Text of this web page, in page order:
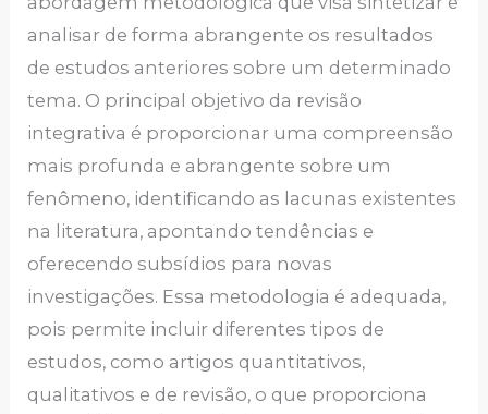
analisar de forma abrangente os resultados
de estudos anteriores sobre um determinado
tema. O principal objetivo da revisão
integrativa é proporcionar uma compreensão
mais profunda e abrangente sobre um
fenômeno, identificando as lacunas existentes
na literatura, apontando tendências e
oferecendo subsídios para novas
investigações. Essa metodologia é adequada,
pois permite incluir diferentes tipos de
estudos, como artigos quantitativos,
qualitativos e de revisão, o que proporciona